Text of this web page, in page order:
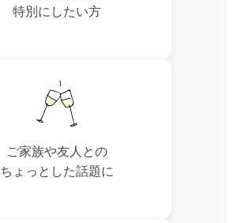
特別にしたい方
ご家族や友人との
ちょっとした話題に